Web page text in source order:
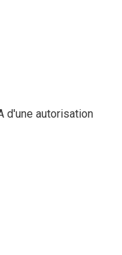
d'une autorisation